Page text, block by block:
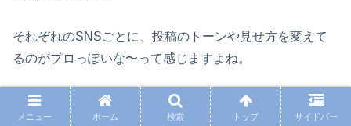
それぞれのSNSごとに、投稿のトーンや見せ方を変えて
るのがプロっぽいな〜って感じますよね。
どこを見ても「あ、これおのでらさんの投稿だ！」ってわ
メニュー ホーム 検索 トップ サイドバー